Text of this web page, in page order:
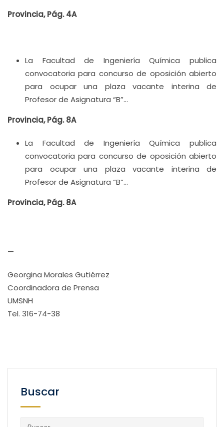
Provincia, Pág. 4A
La Facultad de Ingeniería Química publica
convocatoria para concurso de oposición abierto
para ocupar una plaza vacante interina de
Profesor de Asignatura “B”…
Provincia, Pág. 8A
La Facultad de Ingeniería Química publica
convocatoria para concurso de oposición abierto
para ocupar una plaza vacante interina de
Profesor de Asignatura “B”…
Provincia, Pág. 8A
—
Georgina Morales Gutiérrez
Coordinadora de Prensa
UMSNH
Tel. 316-74-38
Buscar
Buscar: